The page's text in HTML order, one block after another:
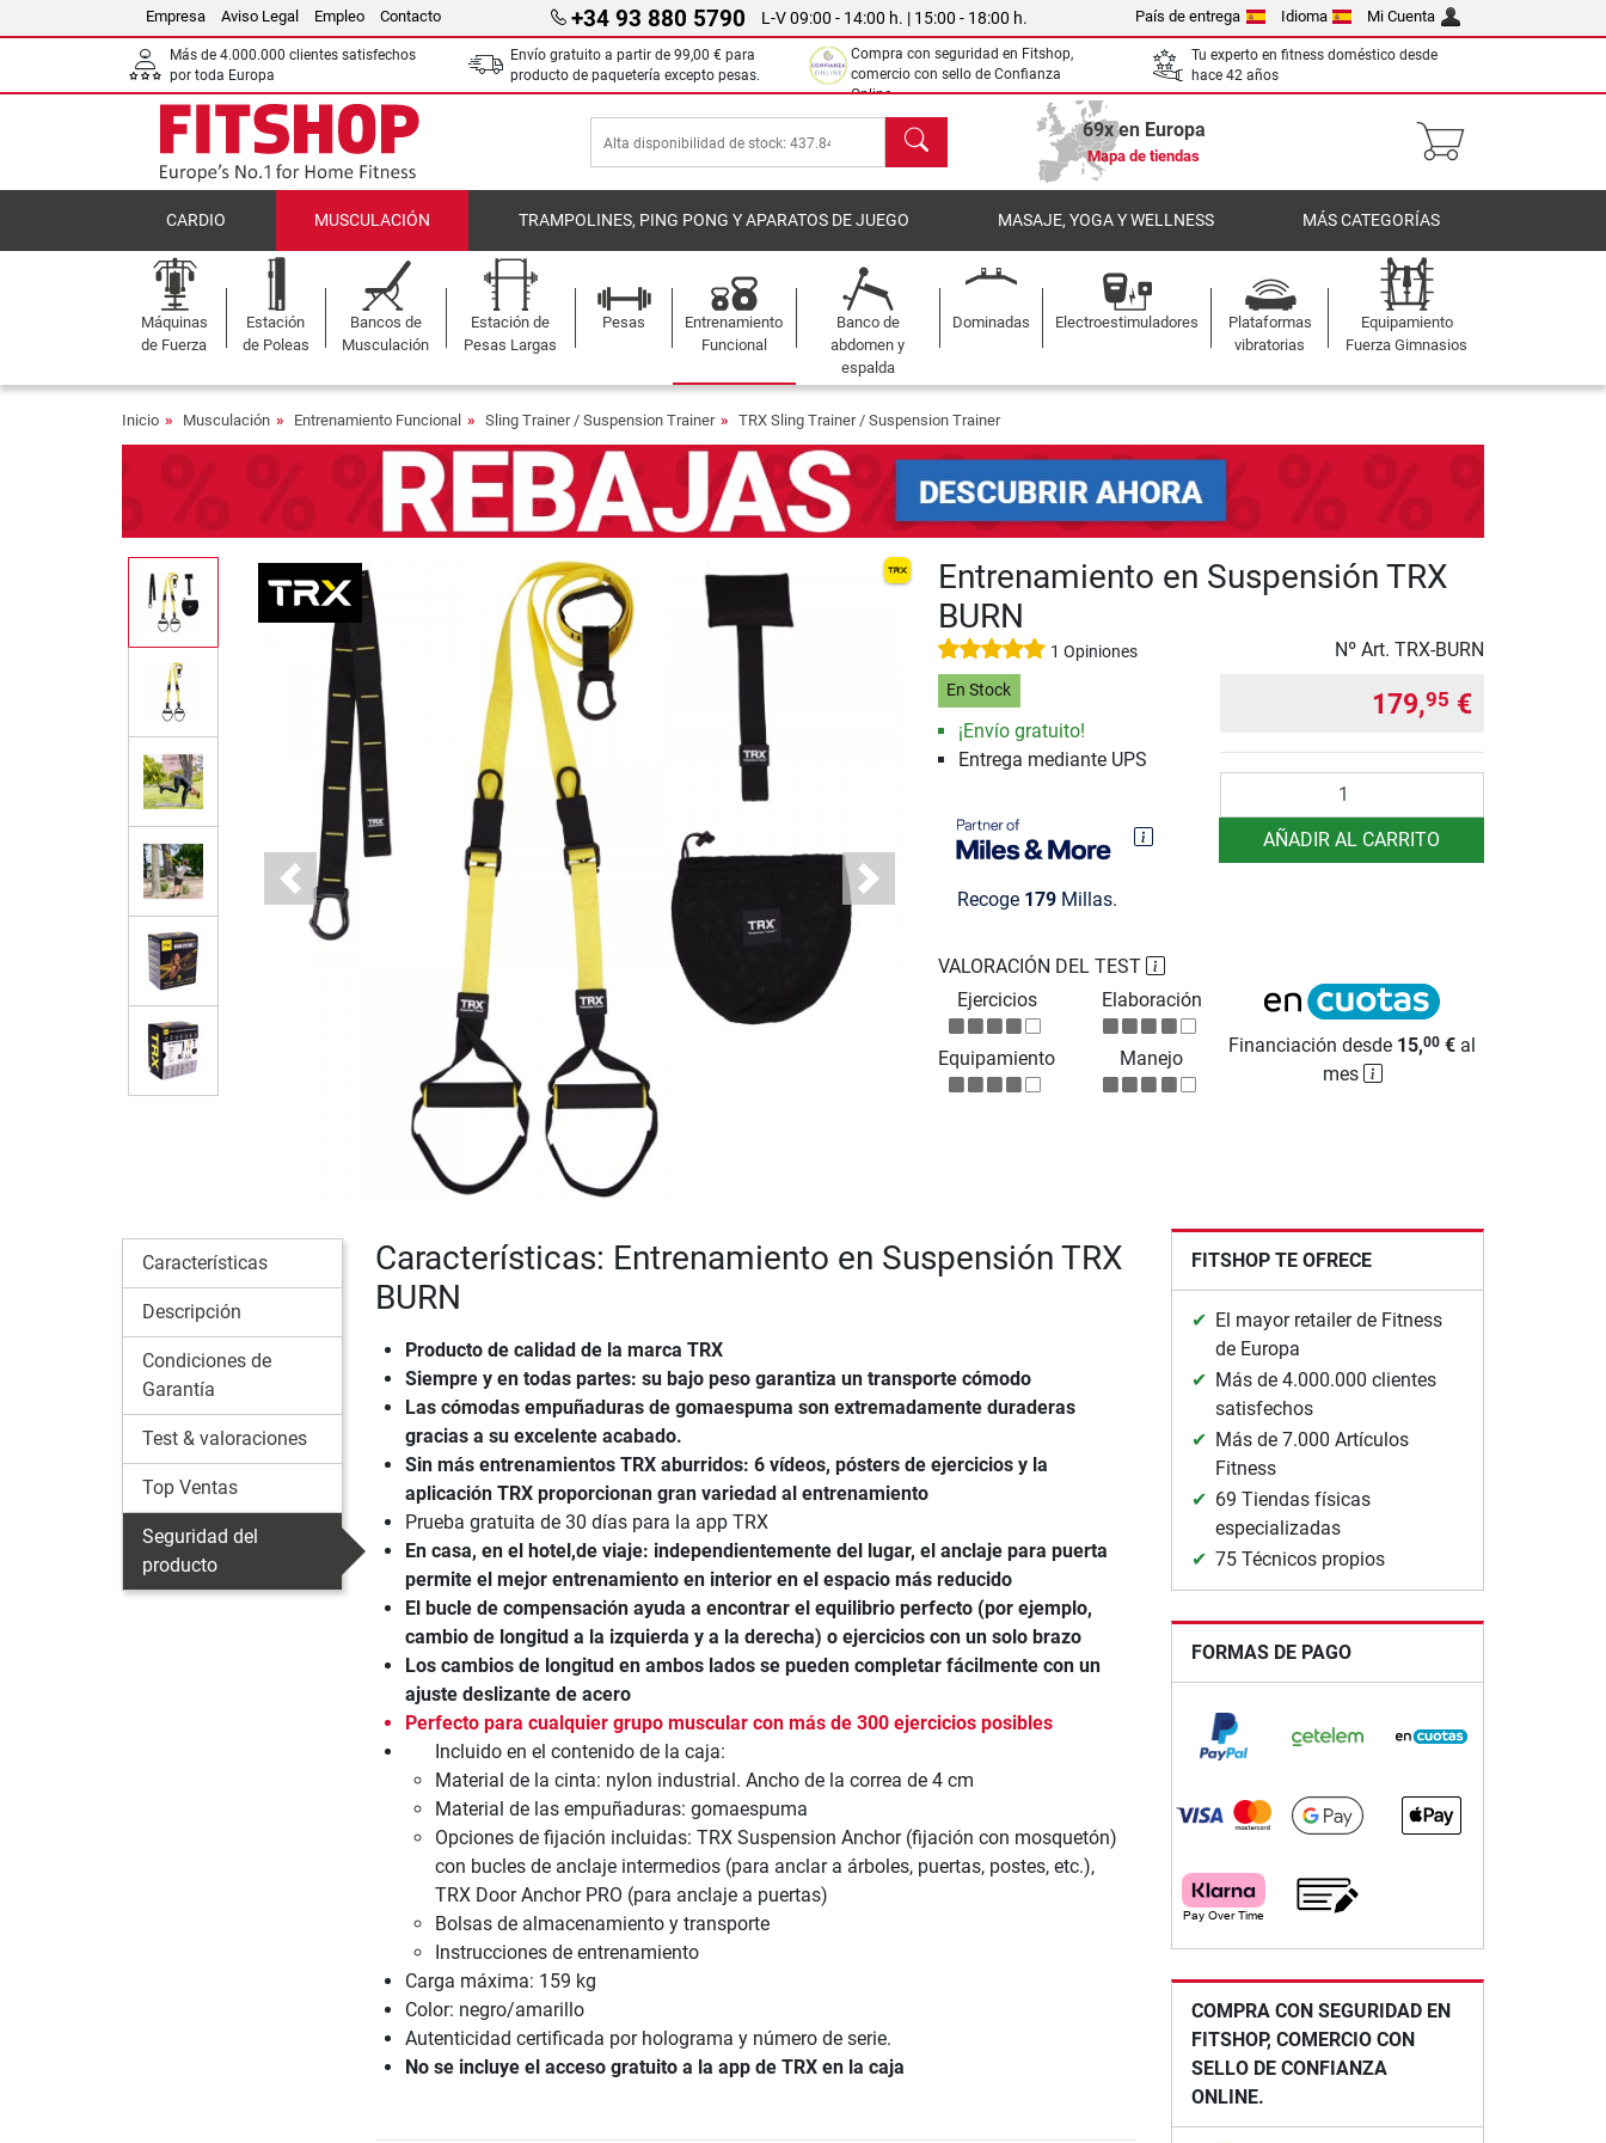
Empresa Aviso Legal Empleo Contacto +34 93 880 5790 L-V 09:00 - 14:00 h. | 15:00 - 18:00 h. País de entrega Idioma Mi Cuenta
Más de 4.000.000 clientes satisfechos
por toda Europa
Envío gratuito a partir de 99,00 € para
producto de paquetería excepto pesas.
Compra con seguridad en Fitshop,
comercio con sello de Confianza
Online.
Tu experto en fitness doméstico desde
hace 42 años
Buscar 69x en Europa
Mapa de tiendas
CARDIO MUSCULACIÓN TRAMPOLINES, PING PONG Y APARATOS DE JUEGO MASAJE, YOGA Y WELLNESS MÁS CATEGORÍAS
Máquinas
de Fuerza
Estación
de Poleas
Bancos de
Musculación
Estación de
Pesas Largas
Pesas
Entrenamiento
Funcional
Banco de
abdomen y
espalda
Dominadas Electroestimuladores
Plataformas
vibratorias
Equipamiento
Fuerza Gimnasios
Inicio Musculación Entrenamiento Funcional Sling Trainer / Suspension Trainer TRX Sling Trainer / Suspension Trainer
Previous Next
Entrenamiento en Suspensión TRX
BURN
1 Opiniones Nº Art. TRX-BURN
En Stock
¡Envío gratuito!
Entrega mediante UPS
Recoge 179Millas.
179,95 €
AÑADIR AL CARRITO
VALORACIÓN DEL TEST
Ejercicios
Elaboración
Equipamiento Manejo
Financiación desde 15,00 € al
mes
Características
Descripción
Condiciones de
Garantía
Test & valoraciones
Top Ventas
Seguridad del
producto
Características: Entrenamiento en Suspensión TRX
BURN
Producto de calidad de la marca TRX
Siempre y en todas partes: su bajo peso garantiza un transporte cómodo
Las cómodas empuñaduras de gomaespuma son extremadamente duraderas
gracias a su excelente acabado.
Sin más entrenamientos TRX aburridos: 6 vídeos, pósters de ejercicios y la
aplicación TRX proporcionan gran variedad al entrenamiento
Prueba gratuita de 30 días para la app TRX
En casa, en el hotel,de viaje: independientemente del lugar, el anclaje para puerta
permite el mejor entrenamiento en interior en el espacio más reducido
El bucle de compensación ayuda a encontrar el equilibrio perfecto (por ejemplo,
cambio de longitud a la izquierda y a la derecha) o ejercicios con un solo brazo
Los cambios de longitud en ambos lados se pueden completar fácilmente con un
ajuste deslizante de acero
Perfecto para cualquier grupo muscular con más de 300 ejercicios posibles
Incluido en el contenido de la caja:
Material de la cinta: nylon industrial. Ancho de la correa de 4 cm
Material de las empuñaduras: gomaespuma
Opciones de fijación incluidas: TRX Suspension Anchor (fijación con mosquetón)
con bucles de anclaje intermedios (para anclar a árboles, puertas, postes, etc.),
TRX Door Anchor PRO (para anclaje a puertas)
Bolsas de almacenamiento y transporte
Instrucciones de entrenamiento
Carga máxima: 159 kg
Color: negro/amarillo
Autenticidad certificada por holograma y número de serie.
No se incluye el acceso gratuito a la app de TRX en la caja
FITSHOP TE OFRECE
El mayor retailer de Fitness
de Europa
Más de 4.000.000 clientes
satisfechos
Más de 7.000 Artículos
Fitness
69 Tiendas físicas
especializadas
75 Técnicos propios
FORMAS DE PAGO
COMPRA CON SEGURIDAD EN
FITSHOP, COMERCIO CON
SELLO DE CONFIANZA
ONLINE.